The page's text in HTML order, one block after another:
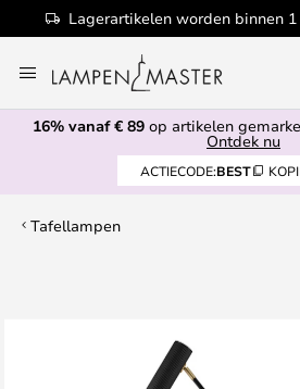
Lagerartikelen worden binnen
naar
de
inhoud
16% vanaf € 89 op artikelen
Ontdek nu
ACTIECODE:BEST
Tafellampen